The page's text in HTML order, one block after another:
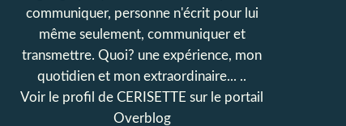
communiquer, personne n'écrit pour lui
même seulement, communiquer et
transmettre. Quoi? une expérience, mon
quotidien et mon extraordinaire... ..
Voir le profil de CERISETTE sur le portail
Overblog